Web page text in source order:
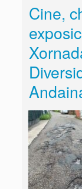
Cine,